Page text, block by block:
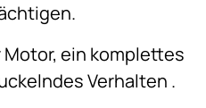
Motor, ein
Verhalten .